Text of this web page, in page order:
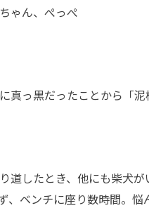
ゃん、ぺっぺ
真っ黒だったことから「
道したとき、他にも柴犬
、ベンチに座り数時間。悩